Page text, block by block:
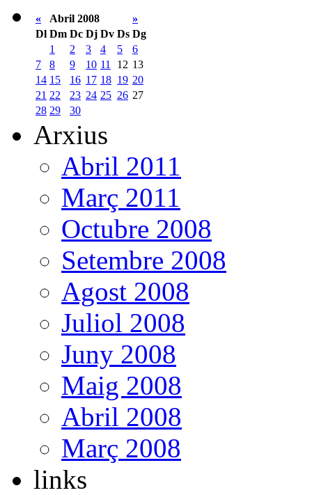
« Abril 2008
»
Dl Dm Dc Dj Dv Ds Dg
1
2 3 4 5
6
7
8 9 10 11 12 13
14 15 16 17 18 19 20
21 22 23 24 25 26 27
28 29 30
Arxius
Abril 2011
Març 2011
Octubre 2008
Setembre 2008
Agost 2008
Juliol 2008
Juny 2008
Maig 2008
Abril 2008
Març 2008
links